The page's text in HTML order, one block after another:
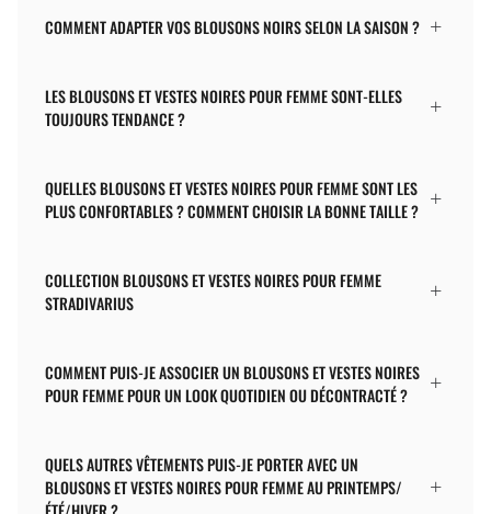
COMMENT ADAPTER VOS BLOUSONS NOIRS SELON LA SAISON ?
LES BLOUSONS ET VESTES NOIRES POUR FEMME SONT-ELLES
TOUJOURS TENDANCE ?
QUELLES BLOUSONS ET VESTES NOIRES POUR FEMME SONT LES
PLUS CONFORTABLES ? COMMENT CHOISIR LA BONNE TAILLE ?
COLLECTION BLOUSONS ET VESTES NOIRES POUR FEMME
STRADIVARIUS
COMMENT PUIS-JE ASSOCIER UN BLOUSONS ET VESTES NOIRES
POUR FEMME POUR UN LOOK QUOTIDIEN OU DÉCONTRACTÉ ?
QUELS AUTRES VÊTEMENTS PUIS-JE PORTER AVEC UN
BLOUSONS ET VESTES NOIRES POUR FEMME AU PRINTEMPS/